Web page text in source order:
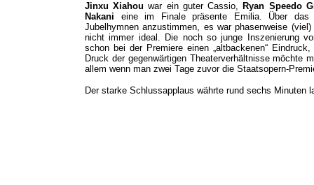
Jinxu Xiahou war ein guter Cassio, Ryan Speedo
Nakani eine im Finale präsente Emilia. Über
Jubelhymnen anzustimmen, es war phasenweise
nicht immer ideal. Die noch so junge Inszenierung
schon bei der Premiere einen „altbackenen“
Druck der gegenwärtigen Theaterverhältnisse möchte
allem wenn man zwei Tage zuvor die Staatsopern-
Der starke Schlussapplaus währte rund sechs Minuten